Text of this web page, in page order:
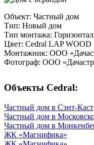
Объект: Частный дом
Тип: Новый дом
Тип монтажа:
Цвет: Cedral LAP WOOD
Монтажник: ООО
Фотограф: ООО
Объекты Cedral:
Частный дом в Сэнт-Каст
Частный дом в
Частный дом в
ЖК «‎Магнифика»